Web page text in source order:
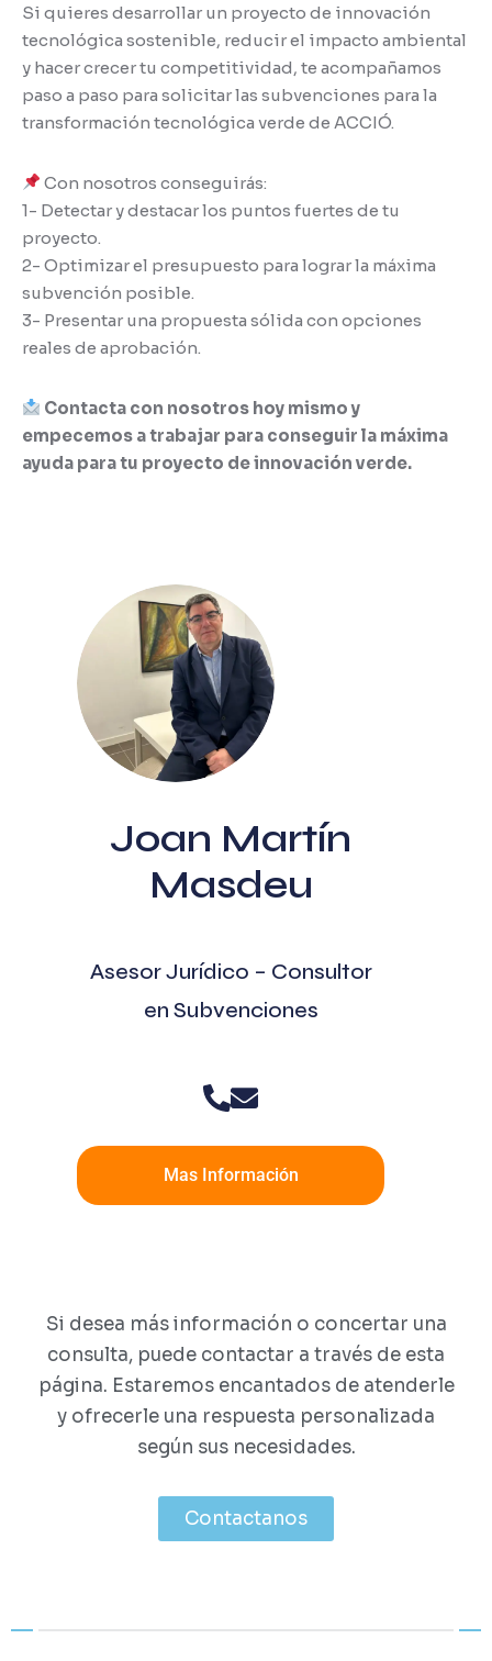
Si quieres desarrollar un proyecto de innovación
tecnológica sostenible, reducir el impacto ambiental
y hacer crecer tu competitividad, te acompañamos
paso a paso para solicitar las subvenciones para la
transformación tecnológica verde de ACCIÓ.
Con nosotros conseguirás:
1- Detectar y destacar los puntos fuertes de tu
proyecto.
2- Optimizar el presupuesto para lograr la máxima
subvención posible.
3- Presentar una propuesta sólida con opciones
reales de aprobación.
Contacta con nosotros hoy mismo y
empecemos a trabajar para conseguir la máxima
ayuda para tu proyecto de innovación verde.
Joan Martín
Masdeu
Asesor Jurídico – Consultor
en Subvenciones
Mas Información
Si desea más información o concertar una
consulta, puede contactar a través de esta
página. Estaremos encantados de atenderle
y ofrecerle una respuesta personalizada
según sus necesidades.
Contactanos